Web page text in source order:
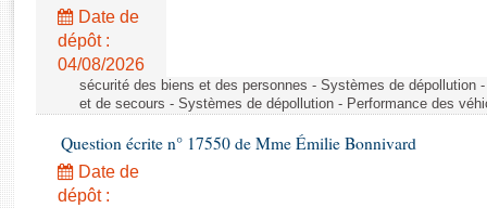
Rapports législatifs
Rapports sur l'application des lois
Baromètre de l’application des lois
Dossiers législatifs
Budget et sécurité sociale
Questions écrites et orales
Date de
dépôt :
04/08/2026
sécurité des biens et des personnes - Systèmes de dépollution
et de secours - Systèmes de dépollution - Performance des
Question écrite n° 17550 de Mme Émilie Bonnivard
Date de
dépôt :